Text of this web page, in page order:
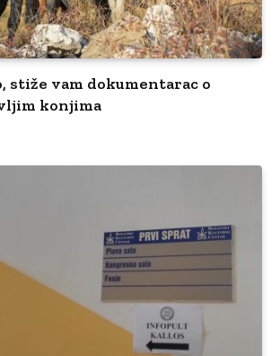
stiže vam dokumentarac o
konjima